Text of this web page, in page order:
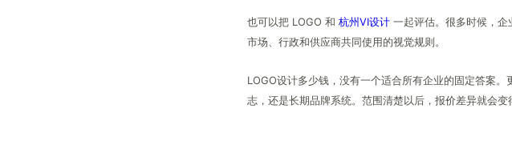
也可以把 LOGO 和杭州VI设计 一起评估。很多时候，企
市场、行政和供应商共同使用的视觉规则。
LOGO设计多少钱，没有一个适合所有企业的固定答案
志，还是长期品牌系统。范围清楚以后，报价差异就会